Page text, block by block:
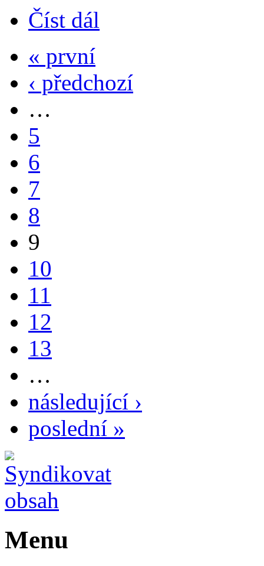
Číst dál
« první
‹ předchozí
…
5
6
7
8
9
10
11
12
13
…
následující ›
poslední »
Menu